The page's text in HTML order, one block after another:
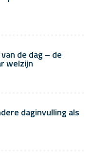
de dag – de
welzijn
daginvulling als